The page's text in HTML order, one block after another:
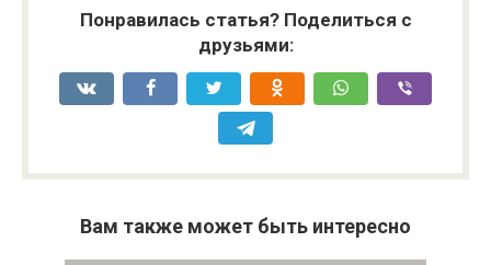
Понравилась статья? Поделиться с
друзьями:
Вам также может быть интересно